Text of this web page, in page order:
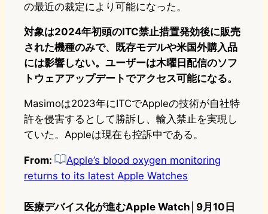
の最近の裁定により可能になった。
対象は2024年初頭のITC禁止措置発効後に販売
された機種のみで、既存モデルや米国外購入品
には影響しない。ユーザーは木曜日配信のソフ
トウェアアップデートでアクセス可能になる。
Masimoは2023年にITCでAppleの技術が自社特
許を侵害するとして勝訴し、輸入禁止を実現し
ていた。Appleは現在も控訴中である。
From:
Apple’s blood oxygen monitoring
returns to its latest Apple Watches
医療デバイス化が進むApple Watch│9月10日